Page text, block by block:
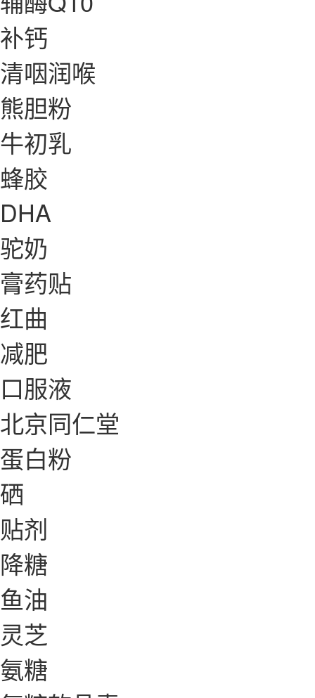
补钙
清咽润喉
熊胆粉
牛初乳
蜂胶
DHA
驼奶
膏药贴
红曲
减肥
口服液
北京同仁堂
蛋白粉
硒
贴剂
降糖
鱼油
灵芝
氨糖